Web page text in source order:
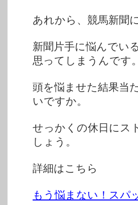
あれから、競馬新聞
新聞片手に悩んでい
思ってしまうんです。
頭を悩ませた結果当
いですか。
せっかくの休日にス
しょう。
詳細はこちら
もう悩まない！スパ